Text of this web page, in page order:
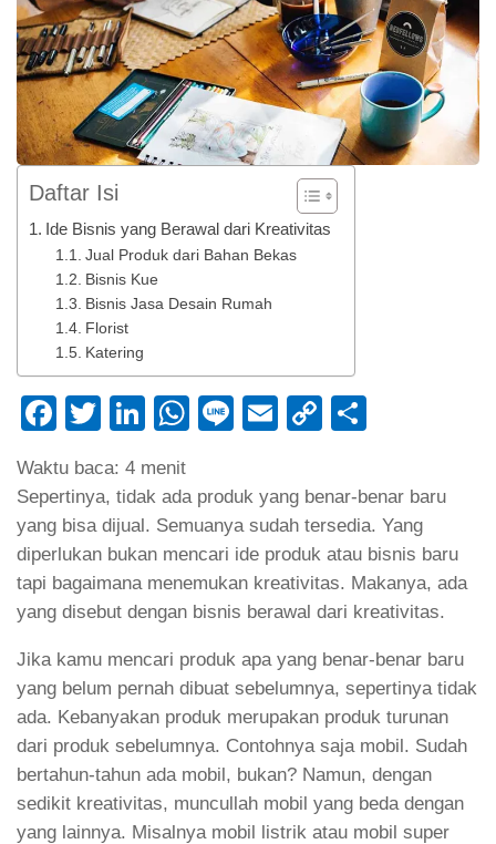
Daftar Isi
Ide Bisnis yang Berawal dari Kreativitas
Jual Produk dari Bahan Bekas
Bisnis Kue
Bisnis Jasa Desain Rumah
Florist
Katering
Facebook
TwitterLinkedIn
WhatsApp
LineEmailCopy
Waktu baca: 4 menit
Sepertinya, tidak ada produk yang benar-benar baru
yang bisa dijual. Semuanya sudah tersedia. Yang
diperlukan bukan mencari ide produk atau bisnis baru
tapi bagaimana menemukan kreativitas. Makanya, ada
yang disebut dengan bisnis berawal dari kreativitas.
Jika kamu mencari produk apa yang benar-benar baru
yang belum pernah dibuat sebelumnya, sepertinya tidak
ada. Kebanyakan produk merupakan produk turunan
dari produk sebelumnya. Contohnya saja mobil. Sudah
bertahun-tahun ada mobil, bukan? Namun, dengan
sedikit kreativitas, muncullah mobil yang beda dengan
yang lainnya. Misalnya mobil listrik atau mobil super